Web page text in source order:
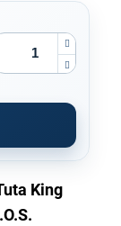
King